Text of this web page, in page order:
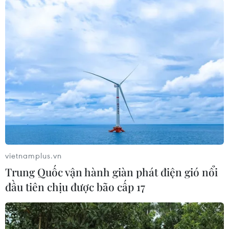
thất bại đầu tiên
Sau chiến thắng 2-0 ở trận mở màn bảng A, cổ
động viên Mexico đã "mở hội" ăn mừng và mơ về
vòng đấu knock-out. Trong khi đó, người hâm mộ
Nam Phi vẫn tin tưởng vào những tín hiệu tích cực
của đội nhà.
Việt Anh
(Vietnam+)
vietnamplus.vn
Trung Quốc vận hành giàn phát điện gió nổi
đầu tiên chịu được bão cấp 17